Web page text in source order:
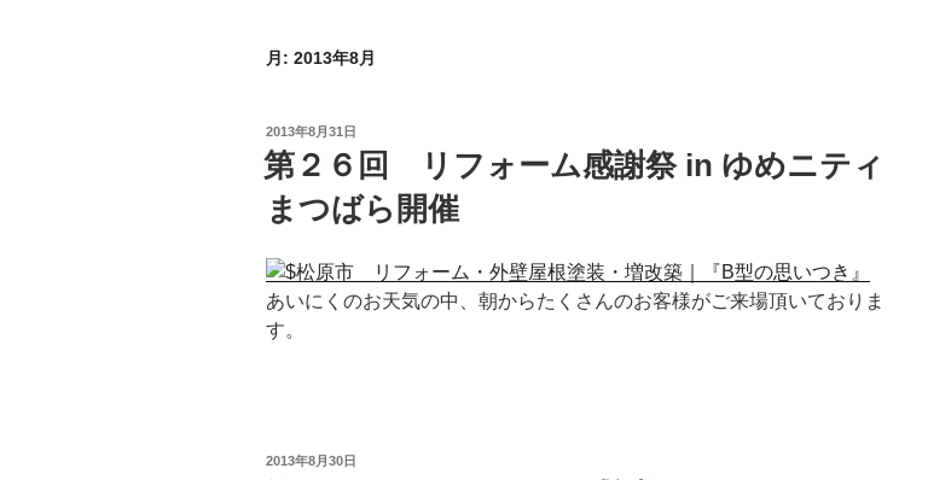
月: 2013年8月
投
稿
日:
2013年8月31日
第２６回 リフォーム感謝祭 in ゆめニティ
まつばら開催
あいにくのお天気の中、朝からたくさんのお客様がご来場頂いておりま
す。
投
2013年8月30日